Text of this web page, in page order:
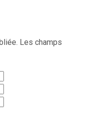
Les champs